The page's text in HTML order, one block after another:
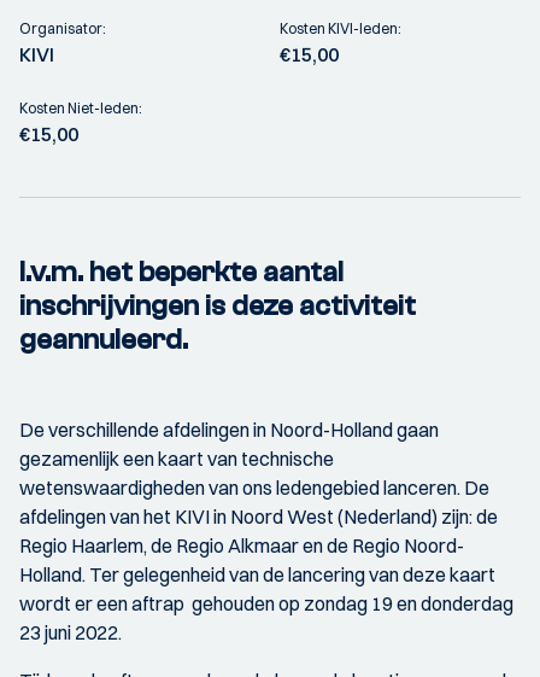
Organisator:
KIVI
Kosten KIVI-leden:
€15,00
Kosten Niet-leden:
€15,00
I.v.m. het beperkte aantal
inschrijvingen is deze activiteit
geannuleerd.
De verschillende afdelingen in Noord-Holland gaan
gezamenlijk een kaart van technische
wetenswaardigheden van ons ledengebied lanceren. De
afdelingen van het KIVI in Noord West (Nederland) zijn: de
Regio Haarlem, de Regio Alkmaar en de Regio Noord-
Holland. Ter gelegenheid van de lancering van deze kaart
wordt er een aftrap gehouden op zondag 19 en donderdag
23 juni 2022.